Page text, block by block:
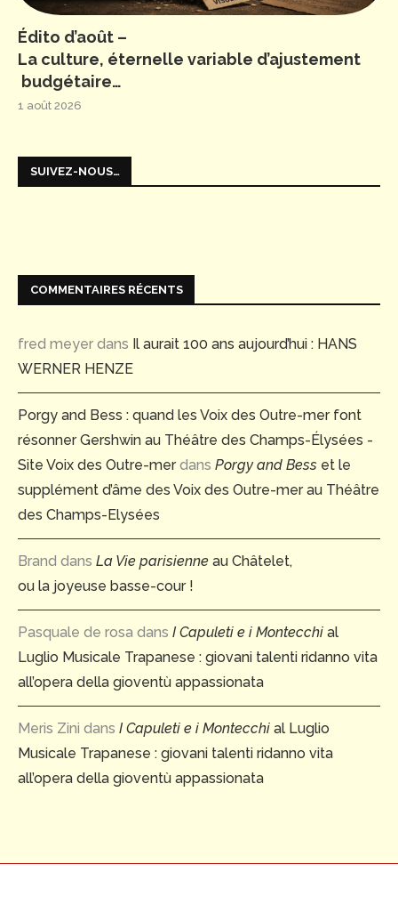
Édito d’août –
La culture, éternelle variable d’ajustement
budgétaire…
1 août 2026
SUIVEZ-NOUS…
COMMENTAIRES RÉCENTS
fred meyer dans Il aurait 100 ans aujourd’hui : HANS
WERNER HENZE
Porgy and Bess : quand les Voix des Outre-mer font
résonner Gershwin au Théâtre des Champs-Élysées -
Site Voix des Outre-merdans Porgy and Bess et le
supplément d’âme des Voix des Outre-mer au Théâtre
des Champs-Elysées
Brand dans La Vie parisienne au Châtelet,
ou la joyeuse basse-cour !
Pasquale de rosa dans I Capuleti e i Montecchi al
Luglio Musicale Trapanese : giovani talenti ridanno vita
all’opera della gioventù appassionata
Meris Zini dans I Capuleti e i Montecchi al Luglio
Musicale Trapanese : giovani talenti ridanno vita
all’opera della gioventù appassionata